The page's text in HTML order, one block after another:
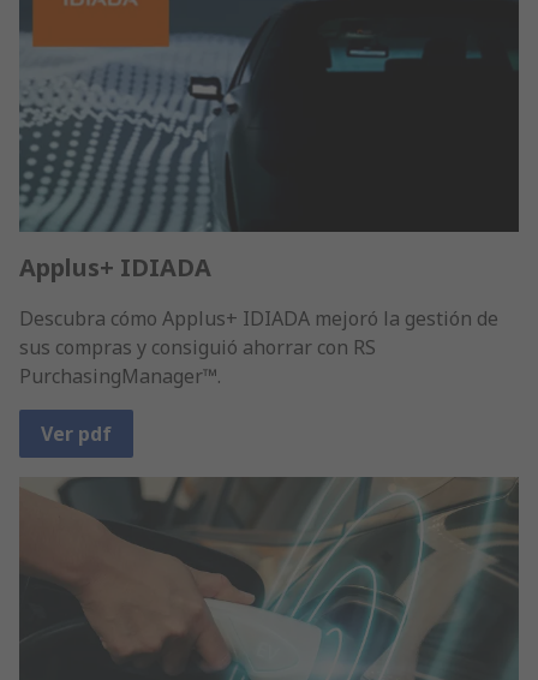
Applus+ IDIADA
Descubra cómo Applus+ IDIADA mejoró la gestión de
sus compras y consiguió ahorrar con RS
PurchasingManager™.
Ver pdf